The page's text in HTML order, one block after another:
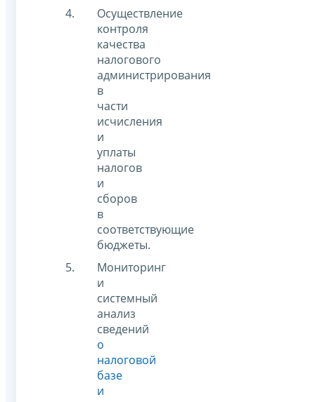
Осуществление
контроля
качества
налогового
администрирования
в
части
исчисления
и
уплаты
налогов
и
сборов
в
соответствующие
бюджеты.
Мониторинг
и
системный
анализ
сведений
о
налоговой
базе
и